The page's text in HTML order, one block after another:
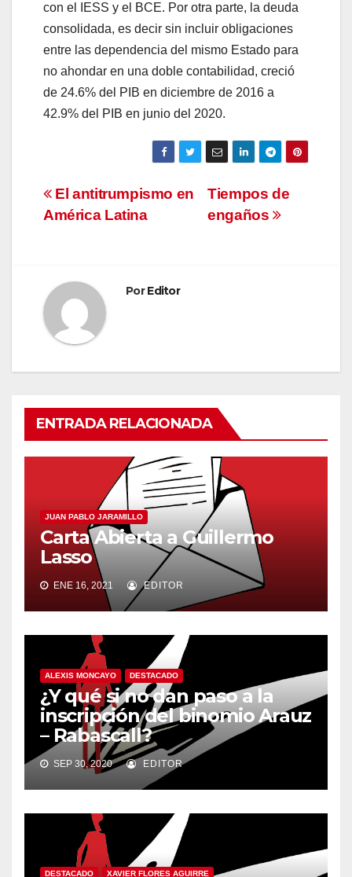
con el IESS y el BCE. Por otra parte, la deuda
consolidada, es decir sin incluir obligaciones
entre las dependencia del mismo Estado para
no ahondar en una doble contabilidad, creció
de 24.6% del PIB en diciembre de 2016 a
42.9% del PIB en junio del 2020.
Navegación
de
Tiempos de
engaños
El antitrumpismo en
América Latina
PorEditor
ENTRADA RELACIONADA
JUAN PABLO JARAMILLO
Carta Abierta a Guillermo
Lasso
ENE 16, 2021 EDITOR
ALEXIS MONCAYO DESTACADO
¿Y qué si no dan paso a la
inscripción del binomio Arauz
– Rabascall?
SEP 30, 2020 EDITOR
DESTACADO XAVIER FLORES AGUIRRE